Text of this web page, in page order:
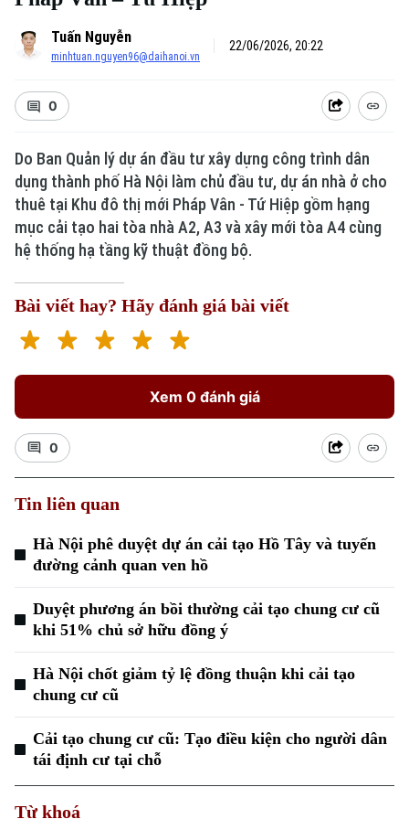
Xu hướng
Thời sự
Hà Nội
Tuấn Nguyễn
minhtuan.nguyen96@daihanoi.vn
22/06/2026, 20:22
0
Do Ban Quản lý dự án đầu tư xây dựng công trình dân
dụng thành phố Hà Nội làm chủ đầu tư, dự án nhà ở cho
thuê tại Khu đô thị mới Pháp Vân - Tứ Hiệp gồm hạng
mục cải tạo hai tòa nhà A2, A3 và xây mới tòa A4 cùng
hệ thống hạ tầng kỹ thuật đồng bộ.
Bài viết hay? Hãy đánh giá bài viết
Xem 0 đánh giá
0
Tin liên quan
Hà Nội phê duyệt dự án cải tạo Hồ Tây và tuyến
đường cảnh quan ven hồ
Duyệt phương án bồi thường cải tạo chung cư cũ
khi 51% chủ sở hữu đồng ý
Hà Nội chốt giảm tỷ lệ đồng thuận khi cải tạo
chung cư cũ
Cải tạo chung cư cũ: Tạo điều kiện cho người dân
tái định cư tại chỗ
Từ khoá